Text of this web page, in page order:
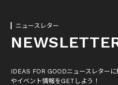
ニュースレター
IDEAS FOR GOODニュースレター
やイベント情報をGETしよう！